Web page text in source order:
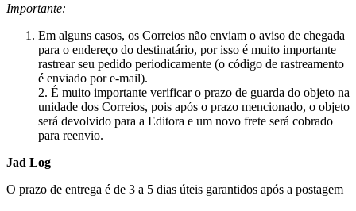
Importante:
Em alguns casos, os Correios não enviam o aviso de chegada
para o endereço do destinatário, por isso é muito importante
rastrear seu pedido periodicamente (o código de rastreamento
é enviado por e-mail).
2. É muito importante verificar o prazo de guarda do objeto na
unidade dos Correios, pois após o prazo mencionado, o objeto
será devolvido para a Editora e um novo frete será cobrado
para reenvio.
Jad Log
O prazo de entrega é de 3 a 5 dias úteis garantidos após a postagem